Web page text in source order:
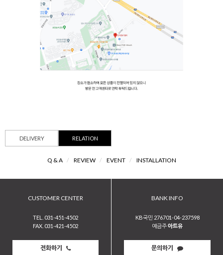
DELIVERY RELATION
Q & A / REVIEW / EVENT / INSTALLATION
CUSTOMER CENTER
TEL. 031-451-4502
FAX. 031-421-4502
전화하기
BANK INFO
KB국민 276701-04-237598
예금주아트유
문의하기